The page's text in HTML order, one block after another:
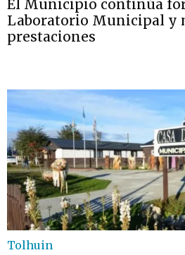
El Municipio continúa
Laboratorio Municipal y
prestaciones
Tolhuin